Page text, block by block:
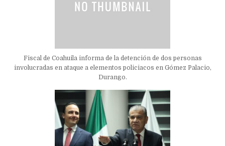
Fiscal de Coahuila informa de la detención de dos personas
involucradas en ataque a elementos policiacos en Gómez Palacio,
Durango.